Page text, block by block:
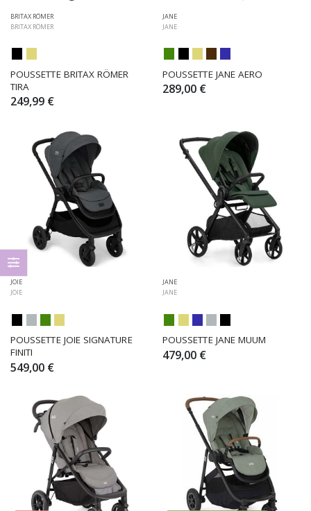
BRITAX RÖMER
BRITAX RÖMER
POUSSETTE BRITAX RÖMER
TIRA
249,99 €
JANE
JANE
POUSSETTE JANE AERO
289,00 €
JOIE
JOIE
POUSSETTE JOIE SIGNATURE
FINITI
549,00 €
JANE
JANE
POUSSETTE JANE MUUM
479,00 €